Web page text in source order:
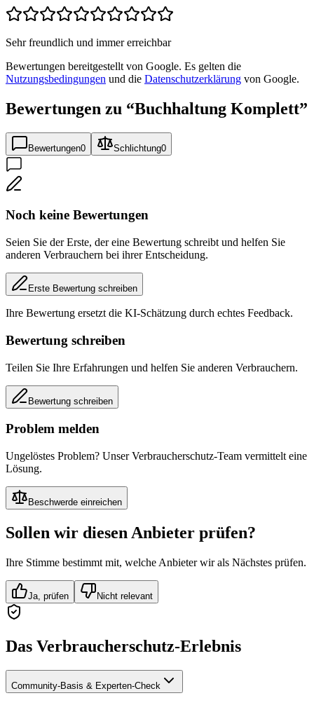
Sehr freundlich und immer erreichbar
Bewertungen bereitgestellt von Google. Es gelten die
Nutzungsbedingungen und die Datenschutzerklärung von Google.
Bewertungen zu “Buchhaltung Komplett”
Bewertungen0 Schlichtung0
Noch keine Bewertungen
Seien Sie der Erste, der eine Bewertung schreibt und helfen Sie
anderen Verbrauchern bei ihrer Entscheidung.
Erste Bewertung schreiben
Ihre Bewertung ersetzt die KI-Schätzung durch echtes Feedback.
Bewertung schreiben
Teilen Sie Ihre Erfahrungen und helfen Sie anderen Verbrauchern.
Bewertung schreiben
Problem melden
Ungelöstes Problem? Unser Verbraucherschutz-Team vermittelt eine
Lösung.
Beschwerde einreichen
Sollen wir diesen Anbieter prüfen?
Ihre Stimme bestimmt mit, welche Anbieter wir als Nächstes prüfen.
Ja, prüfen Nicht relevant
Das Verbraucherschutz-Erlebnis
Community-Basis & Experten-Check